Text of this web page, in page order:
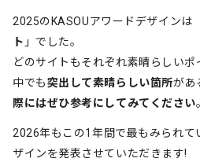
2025のKASOUアワードデザインは
ト 」でした。
どのサイトもそれぞれ素晴らしい
中でも突出して素晴らしい箇所があ
際にはぜひ参考にしてみてください
2026年もこの1年間で最もみられて
ザインを発表させていただきます!